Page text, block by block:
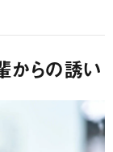
からの誘い